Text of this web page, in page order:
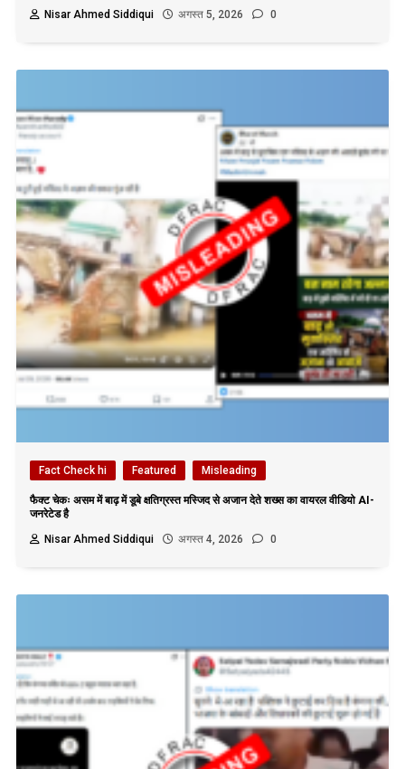
Nisar Ahmed Siddiqui अगस्त 5, 2026 0
Fact Check hi Featured Misleading
फैक्ट चेकः असम में बाढ़ में डूबे क्षतिग्रस्त मस्जिद से अजान देते शख्स का वायरल वीडियो AI-
जनरेटेड है
Nisar Ahmed Siddiqui
अगस्त 4, 2026 0